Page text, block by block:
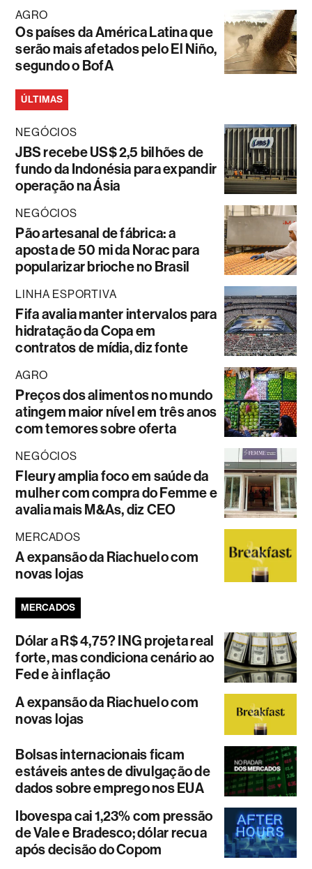
AGRO
Os países da América Latina que
serão mais afetados pelo El Niño,
segundo o BofA
ÚLTIMAS
NEGÓCIOS
JBS recebe US$ 2,5 bilhões de
fundo da Indonésia para expandir
operação na Ásia
NEGÓCIOS
Pão artesanal de fábrica: a
aposta de 50 mi da Norac para
popularizar brioche no Brasil
LINHA ESPORTIVA
Fifa avalia manter intervalos para
hidratação da Copa em
contratos de mídia, diz fonte
AGRO
Preços dos alimentos no mundo
atingem maior nível em três anos
com temores sobre oferta
NEGÓCIOS
Fleury amplia foco em saúde da
mulher com compra do Femme e
avalia mais M&As, diz CEO
MERCADOS
A expansão da Riachuelo com
novas lojas
MERCADOS
Dólar a R$ 4,75? ING projeta real
forte, mas condiciona cenário ao
Fed e à inflação
A expansão da Riachuelo com
novas lojas
Bolsas internacionais ficam
estáveis antes de divulgação de
dados sobre emprego nos EUA
Ibovespa cai 1,23% com pressão
de Vale e Bradesco; dólar recua
após decisão do Copom